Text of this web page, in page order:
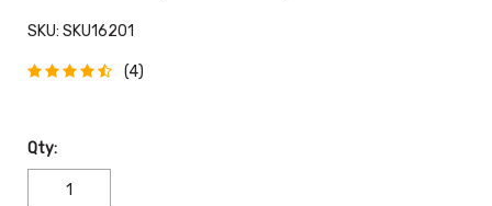
SKU: SKU16201
(4)
Qty: